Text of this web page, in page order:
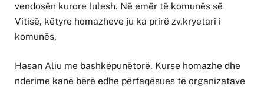
vendosën kurore lulesh. Në emër të komunës së
Vitisë, këtyre homazheve ju ka prirë zv.kryetari i
komunës,
Hasan Aliu me bashkëpunëtorë. Kurse homazhe dhe
nderime kanë bërë edhe përfaqësues të organizatave